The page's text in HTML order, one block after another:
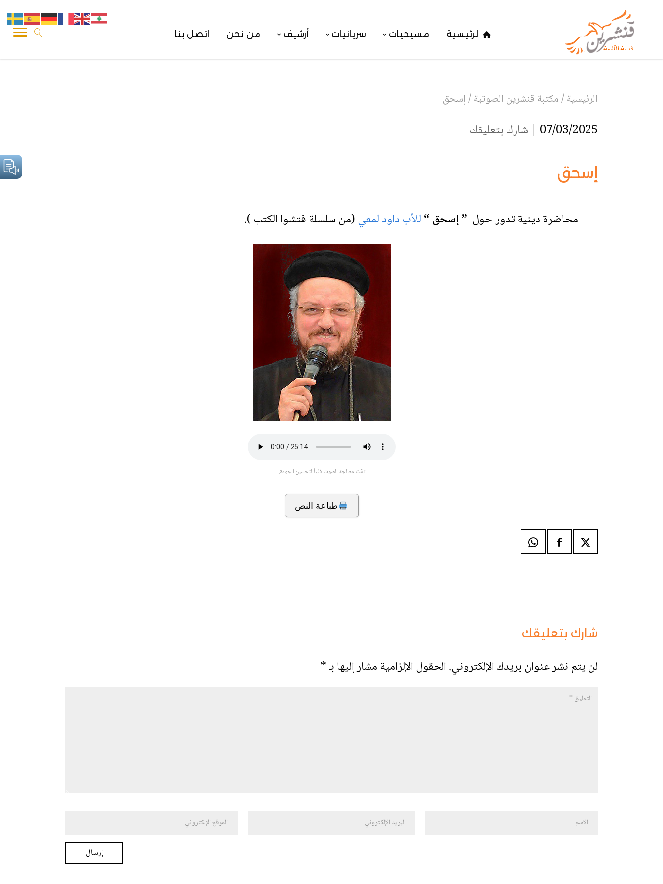
الرئيسية مسيحيات سريانيات أرشيف من نحن اتصل بنا
الرئيسية/مكتبة قنشرين الصوتية/إسحق
07/03/2025 | شارك بتعليقك
إسحق
محاضرة دينية تدور حول ” إسحق “للأب داود لمعي(من سلسلة فتشوا الكتب ).
تمّت معالجة الصوت فنّياً لتحسين الجودة.
طباعة النص
شارك بتعليقك
لن يتم نشر عنوان بريدك الإلكتروني.الحقول الإلزامية مشار إليها بـ*